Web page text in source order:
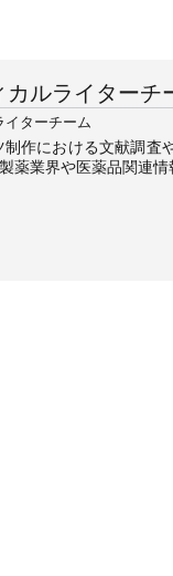
カルライターチ
イターチーム
作における文献調査
薬業界や医薬品関連情